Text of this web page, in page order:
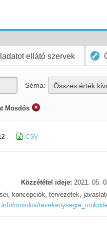
ellátó szervek
Séma: Összes érték
Mosdós
CSV
Közzététel ideje: 2021. 05.
koncepciók, tervezetek,
mosdos/